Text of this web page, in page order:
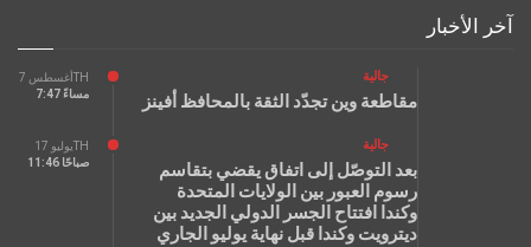
آخر الأخبار
أغسطس 7TH
7:47 مساءً
جالية
مقاطعة وين تجدّد الثقة بالمحافظ أفينز
يوليو 17TH
11:46 صباحًا
جالية
بعد التوصّل إلى اتفاق يقضي بتقاسم
رسوم العبور بين الولايات المتحدة
وكندا افتتاح الجسر الدولي الجديد بين
ديترويت وكندا قبل نهاية يوليو الجاري